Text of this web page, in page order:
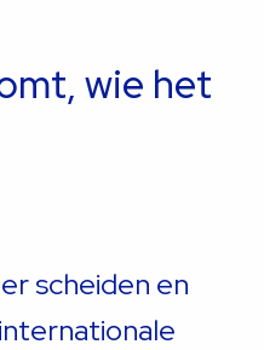
wie het
scheiden en